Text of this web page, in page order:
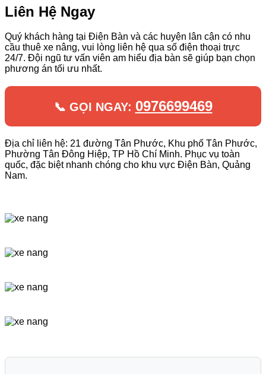
Liên Hệ Ngay
Quý khách hàng tại Điện Bàn và các huyện lân cận có nhu
cầu thuê xe nâng, vui lòng liên hệ qua số điện thoại trực
24/7. Đội ngũ tư vấn viên am hiểu địa bàn sẽ giúp bạn chọn
phương án tối ưu nhất.
📞 GỌI NGAY: 0976699469
Địa chỉ liên hệ: 21 đường Tân Phước, Khu phố Tân Phước,
Phường Tân Đông Hiệp, TP Hồ Chí Minh. Phục vụ toàn
quốc, đặc biệt nhanh chóng cho khu vực Điện Bàn, Quảng
Nam.